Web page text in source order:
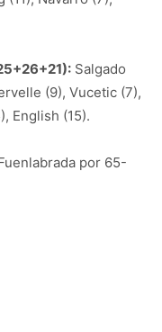
Salgado
(9), Vucetic (7),
English (15).
por 65-